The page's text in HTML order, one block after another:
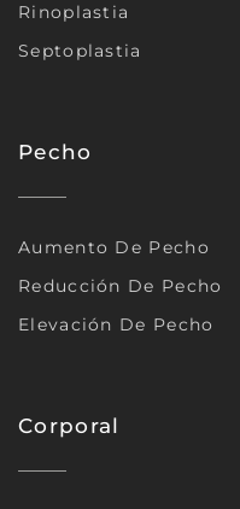
Rinoplastia
Septoplastia
Pecho
Aumento De Pecho
Reducción De Pecho
Elevación De Pecho
Corporal